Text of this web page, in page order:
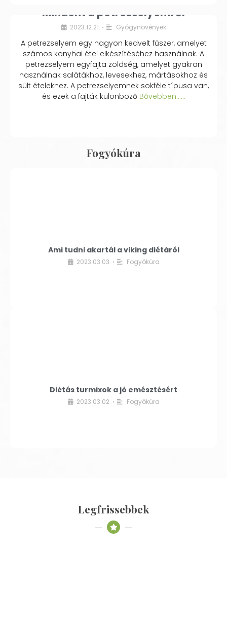
Mindent a petrezselyemről
2023.12.21. • Gyógynövények
A petrezselyem egy nagyon kedvelt fűszer, amelyet
számos konyhai étel elkészítéséhez használnak. A
petrezselyem egyfajta zöldség, amelyet gyakran
használnak salátákhoz, levesekhez, mártásokhoz és
sült ételekhez. A petrezselyemnek sokféle típusa van,
és ezek a fajták különbözőBővebben...…
Fogyókúra
Ami tudni akartál a viking diétáról
2023.03.03. • Fogyókúra
Diétás turmixok a jó emésztésért
2023.03.02. • Fogyókúra
Legfrissebbek